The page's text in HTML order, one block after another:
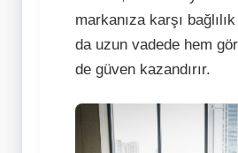
markanıza karşı
da uzun vadede hem
de güven kazandırır.